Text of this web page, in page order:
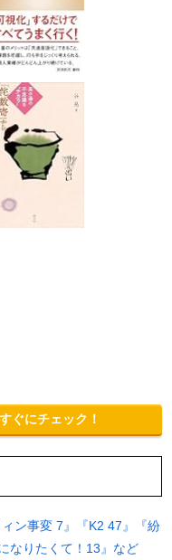
ぐにチェック！
ン事変 7』『K2 47』『紛
なりたくて！13』など